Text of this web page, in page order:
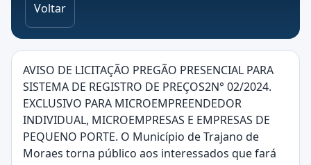
Voltar
AVISO DE LICITAÇÃO PREGÃO PRESENCIAL PARA
SISTEMA DE REGISTRO DE PREÇOS2N° 02/2024.
EXCLUSIVO PARA MICROEMPREENDEDOR
INDIVIDUAL, MICROEMPRESAS E EMPRESAS DE
PEQUENO PORTE. O Município de Trajano de
Moraes torna público aos interessados que fará